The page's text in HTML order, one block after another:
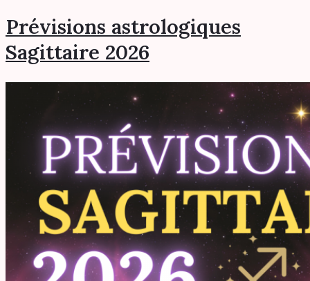
Prévisions astrologiques
Sagittaire 2026